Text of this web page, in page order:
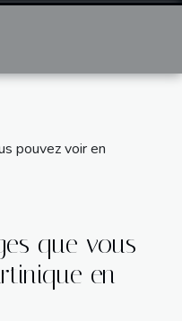
pouvez voir en
que vous
en